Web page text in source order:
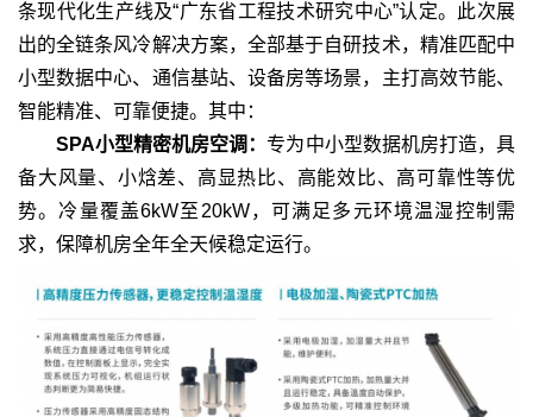
条现代化生产线及“广东省工程技术研究中心”认定。此次展
出的全链条风冷解决方案，全部基于自研技术，精准匹配中
小型数据中心、通信基站、设备房等场景，主打高效节能、
智能精准、可靠便捷。其中：
SPA小型精密机房空调：专为中小型数据机房打造，具
备大风量、小焓差、高显热比、高能效比、高可靠性等优
势。冷量覆盖6kW至20kW，可满足多元环境温湿控制需
求，保障机房全年全天候稳定运行。